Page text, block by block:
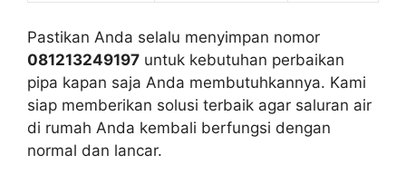
Pastikan Anda selalu menyimpan nomor
081213249197 untuk kebutuhan perbaikan
pipa kapan saja Anda membutuhkannya. Kami
siap memberikan solusi terbaik agar saluran air
di rumah Anda kembali berfungsi dengan
normal dan lancar.